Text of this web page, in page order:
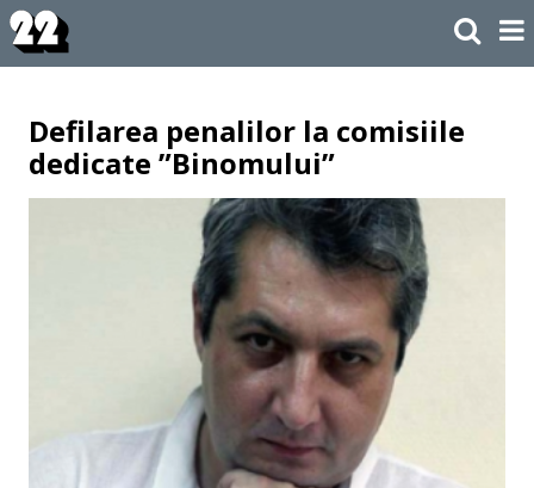
Defilarea penalilor la comisiile
dedicate ”Binomului”